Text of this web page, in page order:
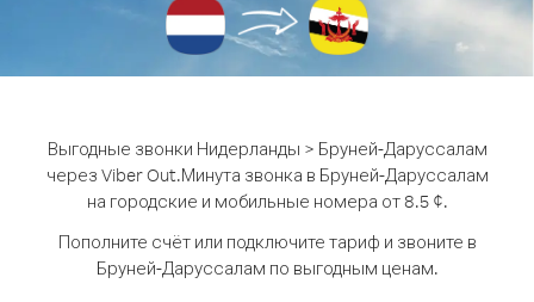
Выгодные звонки Нидерланды > Бруней-Даруссалам
через Viber Out.Минута звонка в Бруней-Даруссалам
на городские и мобильные номера от 8.5 ¢.
Пополните счёт или подключите тариф и звоните в
Бруней-Даруссалам по выгодным ценам.